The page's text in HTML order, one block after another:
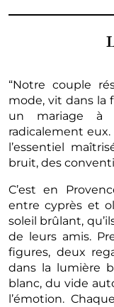
“Notre couple
mode, vit dans la
un mariage à
radicalement
l’essentiel
bruit, des
C’est en
entre cyprès et
soleil brûlant,
de leurs amis.
figures, deux
dans la lumière
blanc, du vide
l’émotion.